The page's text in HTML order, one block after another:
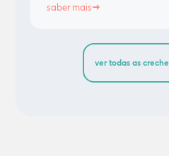
saber mais
ver todas as